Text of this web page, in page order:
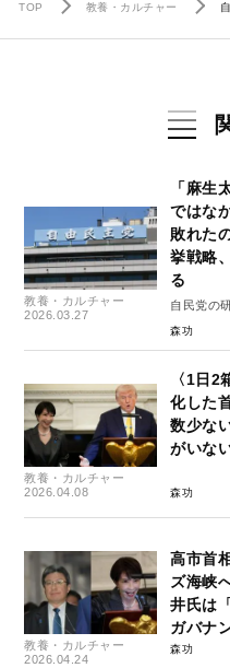
TOP 教養・カルチャー
教養・カルチャー
2026.03.27
「麻生
ではな
敗れた
挙戦略
る
自民党の
森功
教養・カルチャー
2026.04.08
〈1日
化した
数少な
がいな
森功
教養・カルチャー
2026.04.24
高市首
ズ海峡
井氏は
ガバナ
森功